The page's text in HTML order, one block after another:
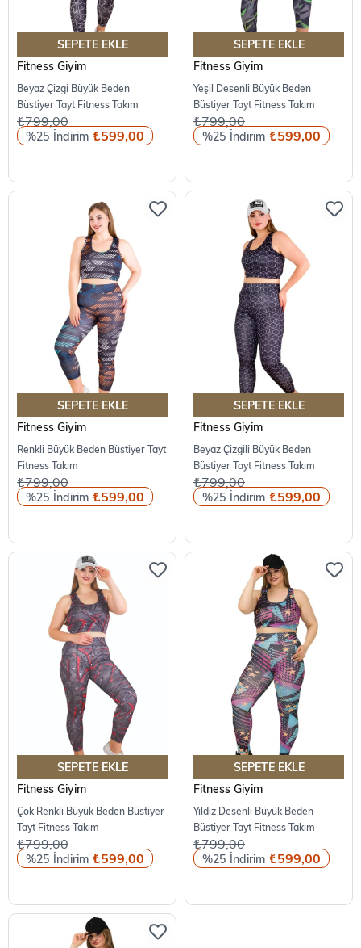
SEPETE EKLE
Fitness Giyim
Beyaz Çizgi Büyük Beden
Büstiyer Tayt Fitness Takım
%25 ₺599,00
₺799,00
SEPETE EKLE
Fitness Giyim
Yeşil Desenli Büyük Beden
Büstiyer Tayt Fitness Takım
%25 ₺599,00
₺799,00
SEPETE EKLE
Fitness Giyim
Renkli Büyük Beden Büstiyer Tayt
Fitness Takım
%25 ₺599,00
₺799,00
SEPETE EKLE
Fitness Giyim
Beyaz Çizgili Büyük Beden
Büstiyer Tayt Fitness Takım
%25 ₺599,00
₺799,00
SEPETE EKLE
Fitness Giyim
Çok Renkli Büyük Beden Büstiyer
Tayt Fitness Takım
%25 ₺599,00
₺799,00
SEPETE EKLE
Fitness Giyim
Yıldız Desenli Büyük Beden
Büstiyer Tayt Fitness Takım
%25 ₺599,00
₺799,00